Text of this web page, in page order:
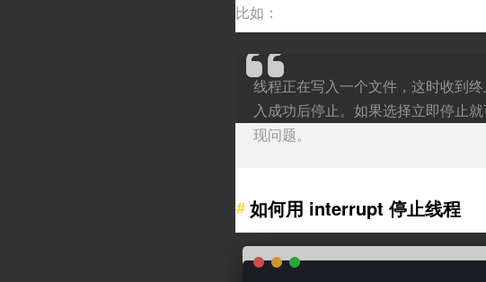
比如：
线程正在写入一个文件，这时收到
入成功后停止。如果选择立即停止
现问题。
如何用 interrupt 停止线程